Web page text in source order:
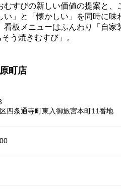
むすびの新しい価値の提案と、
い」と「懐かしい」を同時に味
看板メニューはふんわり「自家
う焼きむすび」。
町店
四条通寺町東入御旅宮本町11番地